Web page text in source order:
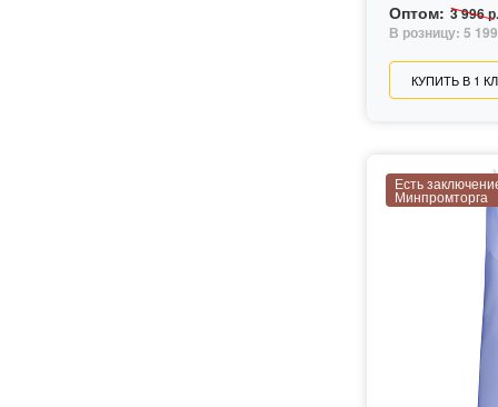
Оптом: 3 996 р.
В розницу: 5
КУПИТЬ В 1
Есть
Минпромторга